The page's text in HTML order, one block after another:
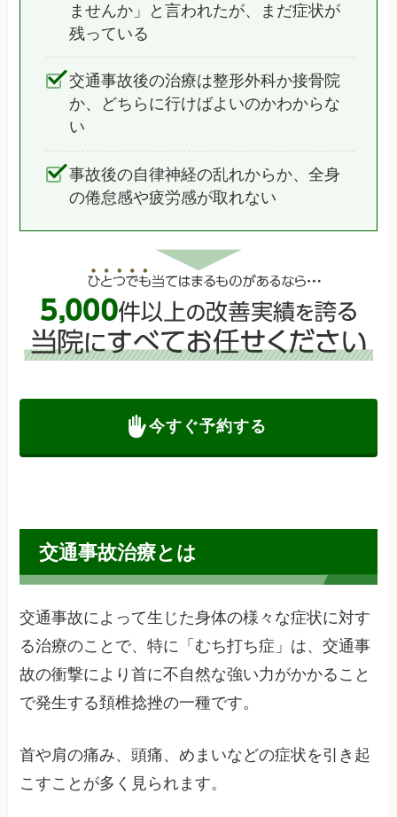
ませんか」と言われたが、まだ症状が
残っている
交通事故後の治療は整形外科か接骨院
か、どちらに行けばよいのかわからな
い
事故後の自律神経の乱れからか、全身
の倦怠感や疲労感が取れない
今すぐ予約する
交通事故治療とは
交通事故によって生じた身体の様々な症状に対す
る治療のことで、特に「むち打ち症」は、交通事
故の衝撃により首に不自然な強い力がかかること
で発生する頚椎捻挫の一種です。
首や肩の痛み、頭痛、めまいなどの症状を引き起
こすことが多く見られます。